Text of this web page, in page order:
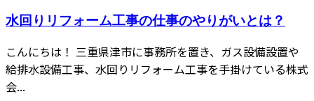
水回りリフォーム工事の仕事のやりがいとは？
こんにちは！ 三重県津市に事務所を置き、ガス設備設置や
給排水設備工事、水回りリフォーム工事を手掛けている株式
会...